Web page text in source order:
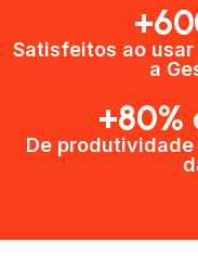
Satisfeitos ao
a
De